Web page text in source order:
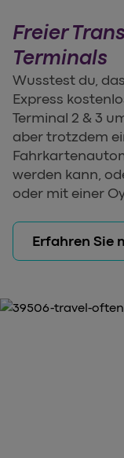
Freier
Terminals
Wusstest du,
Express
Terminal 2 & 3
aber trotzdem
werden kann,
oder mit einer
Erfahren Sie